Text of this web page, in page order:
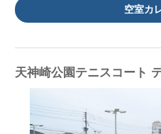
空室カ
天神崎公園テニスコート